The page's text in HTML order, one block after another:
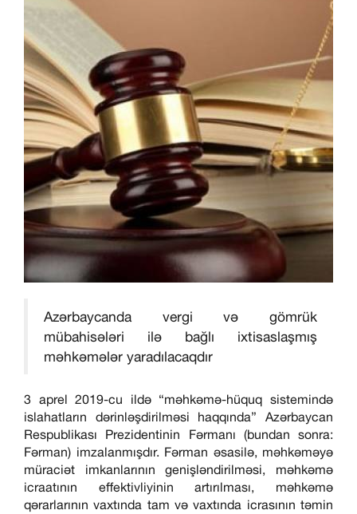
Azərbaycanda vergi və gömrük
mübahisələri ilə bağlı ixtisaslaşmış
məhkəmələr yaradılacaqdır
3 aprel 2019-cu ildə “məhkəmə-hüquq sistemində
islahatların dərinləşdirilməsi haqqında” Azərbaycan
Respublikası Prezidentinin Fərmanı (bundan sonra:
Fərman) imzalanmışdır. Fərman əsasilə, məhkəməyə
müraciət imkanlarının genişləndirilməsi, məhkəmə
icraatının effektivliyinin artırılması, məhkəmə
qərarlarının vaxtında tam və vaxtında icrasının təmin